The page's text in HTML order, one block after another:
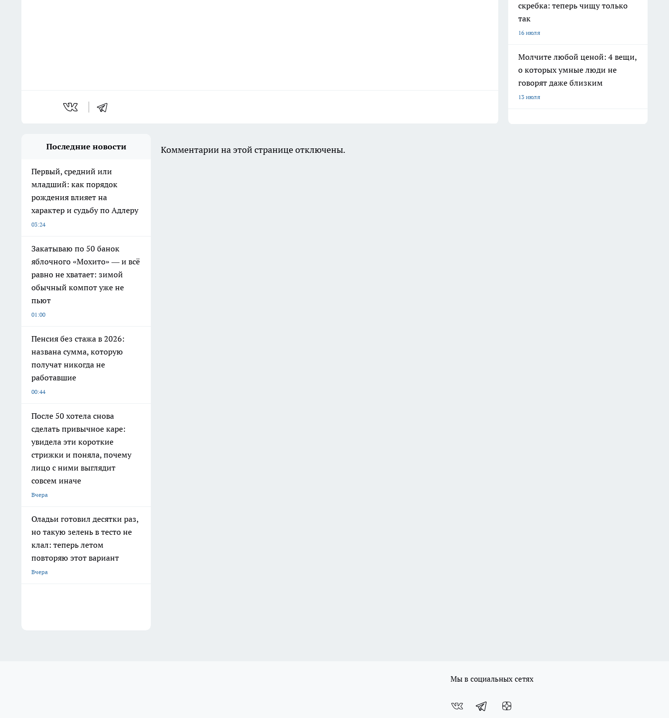
скребка: теперь чищу только
так
16 июля
Молчите любой ценой: 4 вещи,
о которых умные люди не
говорят даже близким
13 июля
Последние новости
Первый, средний или
младший: как порядок
рождения влияет на
характер и судьбу по Адлеру
03:24
Закатываю по 50 банок
яблочного «Мохито» — и всё
равно не хватает: зимой
обычный компот уже не
пьют
01:00
Пенсия без стажа в 2026:
названа сумма, которую
получат никогда не
работавшие
00:44
После 50 хотела снова
сделать привычное каре:
увидела эти короткие
стрижки и поняла, почему
лицо с ними выглядит
совсем иначе
Вчера
Оладьи готовил десятки раз,
но такую зелень в тесто не
клал: теперь летом
повторяю этот вариант
Вчера
Комментарии на этой странице отключены.
Мы в социальных сетях